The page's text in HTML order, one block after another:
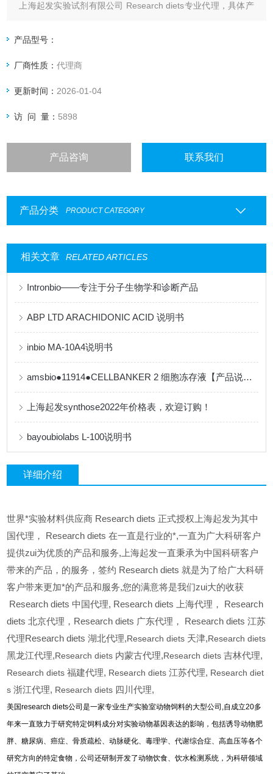
上海起发实验试剂有限公司 Research diets专业代理，具体产
产品型号：
厂商性质：代理商
更新时间： 2026-01-04
访 问 量： 5898
产品咨询 联系我们
产品分类 PRODUCT CATEGORY
相关文章 RELATED ARTICLES
Intronbio——专注于分子生物学和诊断产品
ABP LTD ARACHIDONIC ACID 说明书
inbio MA-10A4说明书
amsbio●11914●CELLBANKER 2 细胞冻存液【产品说明书】
上海起发synthose2022年价格表，欢迎订购！
bayoubiolabs L-100说明书
详细介绍
世界*实验材料供应商 Research diets 正式授权上海起发为其中
国代理， Research diets 在一直是行业的*,一直为广大科研客户
提供zui为优质的产品和服务,上海起发一直秉承为中国科研客户
带来的产品，的服务，签约 Research diets 就是为了给广大科研
客户带来更加*的产品和服务,您的满意将是我们zui大的收获
Research diets中国代理, Research diets 上海代理， Research
diets 北京代理，Research diets 广东代理， Research diets 江苏
代理Research diets 湖北代理,Research diets 天津,Research diets
黑龙江代理,Research diets 内蒙古代理,Research diets吉林代理,
Research diets福建代理, Research diets江苏代理, Research diet
s浙江代理, Research diets 四川代理,
美国research diets公司是一家专业生产实验室动物饲料的大型公司,自成立20多
年来一直致力于研究特定饲料成分对实验动物基因表达的影响，包括诱导动物肥
胖、糖尿病、癌症、骨质疏松、动脉硬化、毒理学、代谢综合症、高血压等各个
研究方向的特定食物，公司还研制开发了动物饮食、饮水检测系统，为科研领域